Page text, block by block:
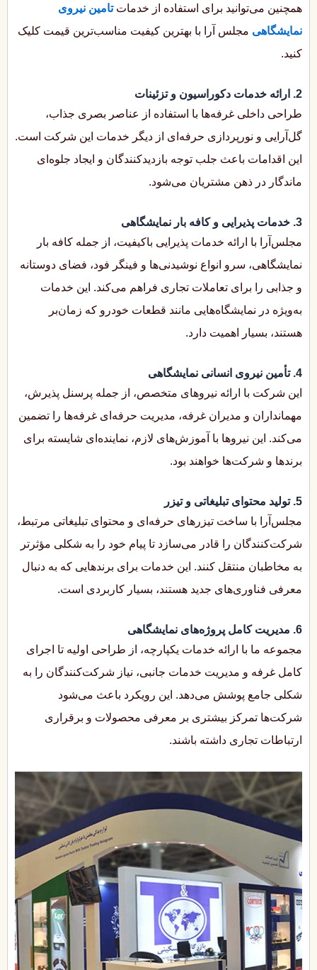
همچنین می‌توانید برای استفاده از خدماتتامین نیروی
نمایشگاهی مجلس آرا با بهترین کیفیت مناسب‌ترین قیمت کلیک
کنید.
2. ارائه خدمات دکوراسیون و تزئینات
طراحی داخلی غرفه‌ها با استفاده از عناصر بصری جذاب،
گل‌آرایی و نورپردازی حرفه‌ای از دیگر خدمات این شرکت است.
این اقدامات باعث جلب توجه بازدیدکنندگان و ایجاد جلوه‌ای
ماندگار در ذهن مشتریان می‌شود.
3. خدمات پذیرایی و کافه بار نمایشگاهی
مجلس‌آرا با ارائه خدمات پذیرایی باکیفیت، از جمله کافه بار
نمایشگاهی، سرو انواع نوشیدنی‌ها و فینگر فود، فضای دوستانه
و جذابی را برای تعاملات تجاری فراهم می‌کند. این خدمات
به‌ویژه در نمایشگاه‌هایی مانند قطعات خودرو که زمان‌بر
هستند، بسیار اهمیت دارد.
4. تأمین نیروی انسانی نمایشگاهی
این شرکت با ارائه نیروهای متخصص، از جمله پرسنل پذیرش،
مهمانداران و مدیران غرفه، مدیریت حرفه‌ای غرفه‌ها را تضمین
می‌کند. این نیروها با آموزش‌های لازم، نماینده‌ای شایسته برای
برندها و شرکت‌ها خواهند بود.
5. تولید محتوای تبلیغاتی و تیزر
مجلس‌آرا با ساخت تیزرهای حرفه‌ای و محتوای تبلیغاتی مرتبط،
شرکت‌کنندگان را قادر می‌سازد تا پیام خود را به شکلی مؤثرتر
به مخاطبان منتقل کنند. این خدمات برای برندهایی که به دنبال
معرفی فناوری‌های جدید هستند، بسیار کاربردی است.
6. مدیریت کامل پروژه‌های نمایشگاهی
مجموعه ما با ارائه خدمات یکپارچه، از طراحی اولیه تا اجرای
کامل غرفه و مدیریت خدمات جانبی، نیاز شرکت‌کنندگان را به
شکلی جامع پوشش می‌دهد. این رویکرد باعث می‌شود
شرکت‌ها تمرکز بیشتری بر معرفی محصولات و برقراری
ارتباطات تجاری داشته باشند.